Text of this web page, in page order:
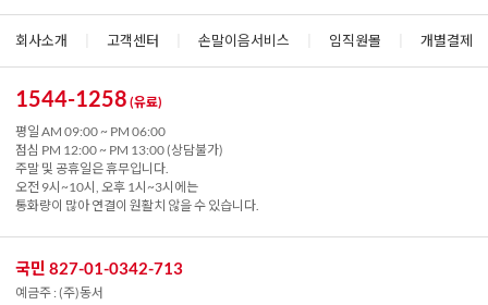
회사소개 고객센터 손말이음서비스 임직원몰 개별결제
1544-1258 (유료)
평일 AM 09:00 ~ PM 06:00
점심 PM 12:00 ~ PM 13:00 (상담불가)
주말 및 공휴일은 휴무입니다.
오전 9시~10시, 오후 1시~3시에는
통화량이 많아 연결이 원활치 않을 수 있습니다.
국민 827-01-0342-713
예금주 : (주)동서